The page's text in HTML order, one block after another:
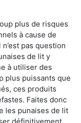
plus de risques
à cause de
pas question
de lit y
à utiliser des
plus puissants que
ces produits
Faites donc
les punaises de lit